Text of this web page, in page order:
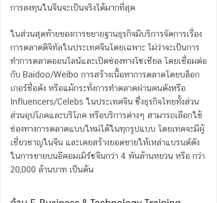
การลงทุนในจีนจะเป็นจริงได้มากที่สุด
ในส่วนสุดท้ายของการขยายฐานธุรกิจมีบริการจัดการเรื่อง
การตลาดดิจิทัลในประเทศจีนโดยเฉพาะ ไม่ว่าจะเป็นการ
ทำการตลาดออนไลน์และเปิดช่องทางโซเชียล โดยเชื่อมต่อ
กับ Baidoo/Weibo การสร้างเนื้อหาการตลาดโดยบล็อก
เกอร์ชื่อดัง หรือแม้กระทั่งการทำตลาดผ่านคนดังหรือ
Influencers/Celebs ในประเทศจีน ซึ่งธุรกิจไทยทั้งส่วน
ส่วนอุปโภคและบริโภค หรือบริการต่างๆ สามารถเลือกใช้
ช่องทางการตลาดแบบใหม่ได้ในทุกรูปแบบ โดยเทคจะมีผู้
เชี่ยวชาญในจีน และเคยสร้างยอดขายให้เหล่าแบรนด์ดัง
ในการขายบนอีคอมเมิร์ซจีนกว่า 4 พันล้านหยวน หรือ กว่า
20,000 ล้านบาท เป็นต้น